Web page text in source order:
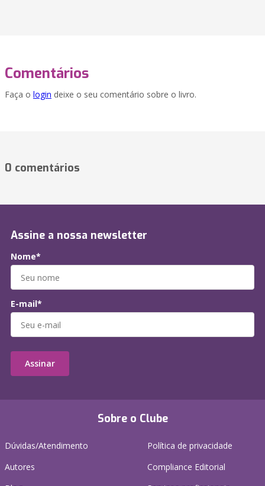
Comentários
Faça o login deixe o seu comentário sobre o livro.
0 comentários
Sobre o Clube
Dúvidas/Atendimento
Autores
Política de privacidade
Compliance Editorial
Assine a nossa newsletter
Nome*
E-mail*
Assinar